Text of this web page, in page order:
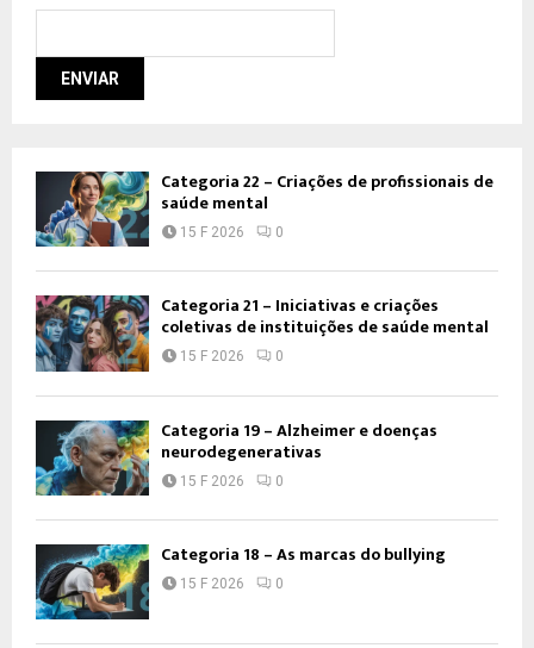
Categoria 22 – Criações de profissionais de
saúde mental
15 F 2026 0
Categoria 21 – Iniciativas e criações
coletivas de instituições de saúde mental
15 F 2026 0
Categoria 19 – Alzheimer e doenças
neurodegenerativas
15 F 2026 0
Categoria 18 – As marcas do bullying
15 F 2026 0